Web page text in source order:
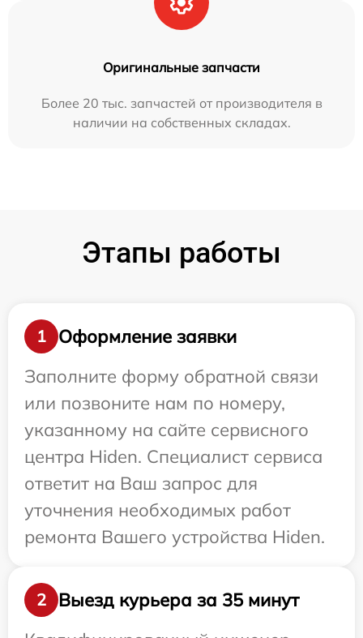
Оригинальные запчасти
Более 20 тыс. запчастей от производителя в
наличии на собственных складах.
Этапы работы
1
Оформление заявки
Заполните форму обратной связи
или позвоните нам по номеру,
указанному на сайте сервисного
центра Hiden. Специалист сервиса
ответит на Ваш запрос для
уточнения необходимых работ
ремонта Вашего устройства Hiden.
2
Выезд курьера за 35 минут